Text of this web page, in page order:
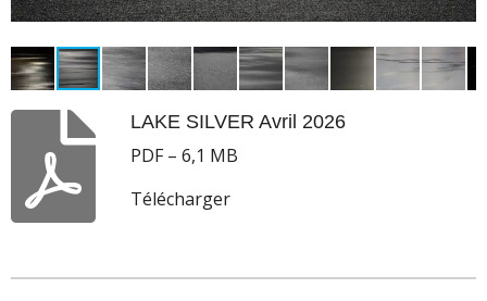
LAKE SILVER Avril 2026
PDF – 6,1 MB
Télécharger